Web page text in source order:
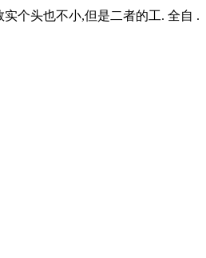
个头也不小,但是二者的工. 全自 .